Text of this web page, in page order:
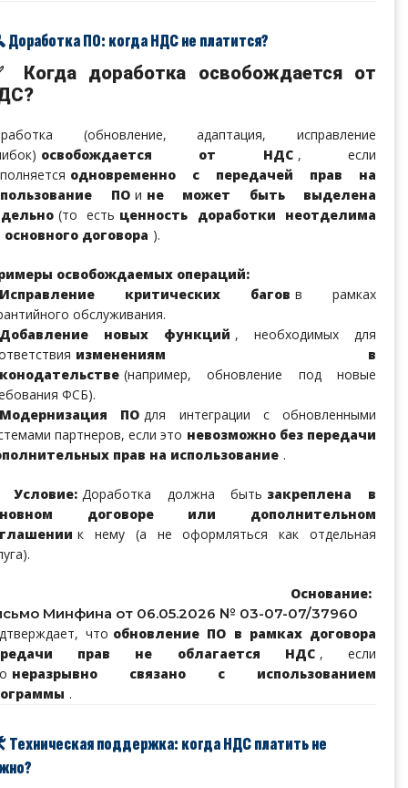
Доработка ПО: когда НДС не платится?
Когда доработка освобождается от
(обновление, адаптация, исправление
освобождается от НДС , если
одновременно с передачей прав на
ПО и не может быть выделена
(то есть ценность доработки неотделима
основного договора ).
освобождаемых операций:
Исправление критических багов в рамках
обслуживания.
Добавление новых функций , необходимых для
изменениям в
(например, обновление под новые
ФСБ).
Модернизация ПО для интеграции с обновленными
партнеров, если это невозможно без передачи
прав на использование .
Условие: Доработка должна быть закреплена в
договоре или дополнительном
к нему (а не оформляться как отдельная
Основание:
Минфина от 06.05.2026 № 03-07-07/37960
что обновление ПО в рамках договора
прав не облагается НДС , если
неразрывно связано с использованием
.
поддержка: когда НДС платить не